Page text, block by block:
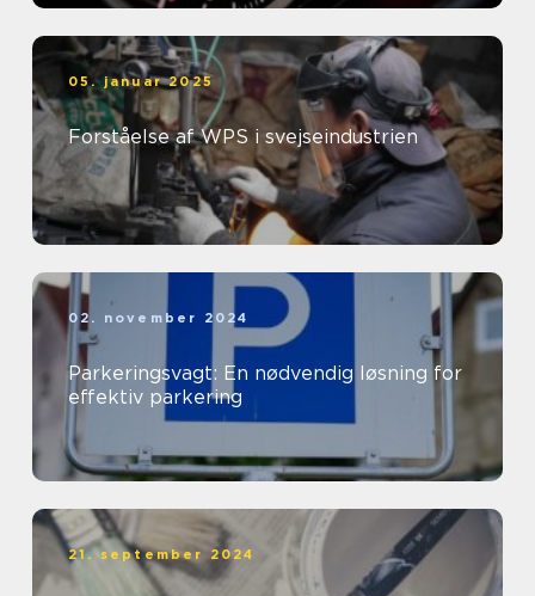
05. januar 2025
Forståelse af WPS i svejseindustrien
02. november 2024
Parkeringsvagt: En nødvendig løsning for
effektiv parkering
21. september 2024